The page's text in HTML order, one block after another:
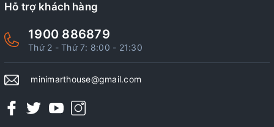
Hỗ trợ khách hàng
1900 886879
Thứ 2 - Thứ 7: 8:00 - 21:30
minimarthouse@gmail.com